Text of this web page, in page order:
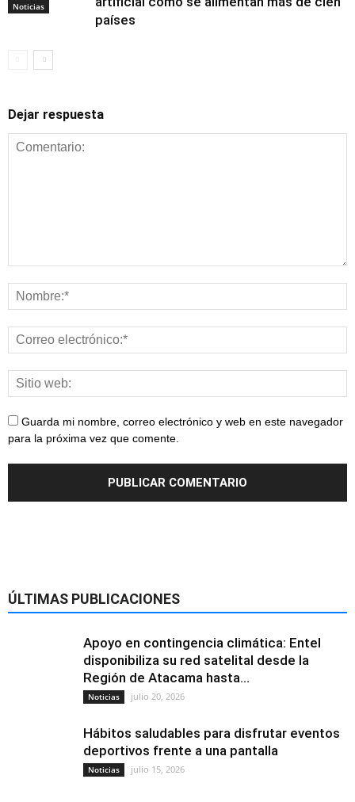
Noticias
Alimentación y
nutrición
países
Dejar respuesta
Guarda mi nombre, correo electrónico y web en este navegador
para la próxima vez que comente.
ÚLTIMAS PUBLICACIONES
Apoyo en contingencia climática: Entel
disponibiliza su red satelital desde la
Región de Atacama hasta...
Noticias julio 20, 2026
Hábitos saludables para disfrutar eventos
deportivos frente a una pantalla
Noticias julio 15, 2026